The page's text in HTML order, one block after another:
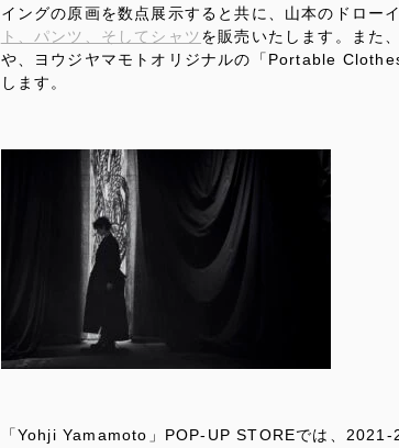
イングの原画を数点展示すると共に、山本のドロー
ト、パンツ、そしてシャツを販売いたします。また
や、ヨウジヤマモトオリジナルの「Portable
します。
「Yohji Yamamoto」POP-UP STOREでは、